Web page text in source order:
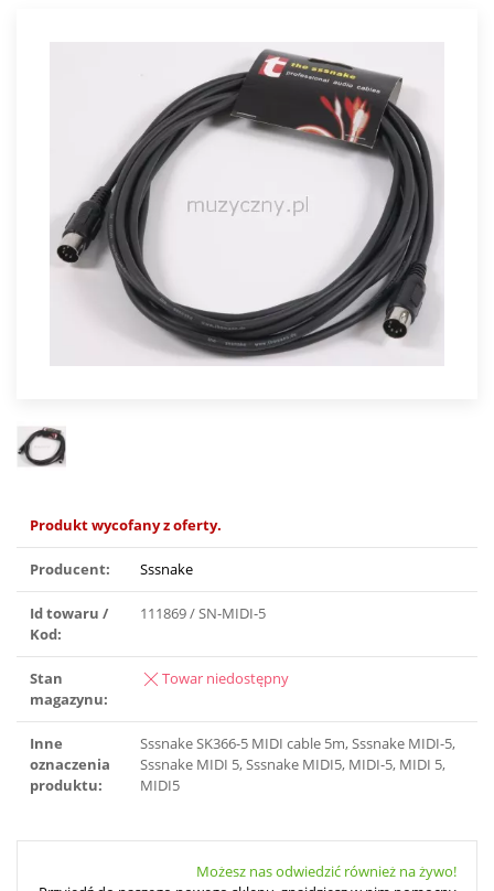
Produkt wycofany z oferty.
Producent: Sssnake
Id towaru /
Kod:
111869 / SN-MIDI-5
Stan
magazynu:
Towar niedostępny
Inne
oznaczenia
produktu:
Sssnake SK366-5 MIDI cable 5m, Sssnake MIDI-5,
Sssnake MIDI 5, Sssnake MIDI5, MIDI-5, MIDI 5,
MIDI5
Możesz nas odwiedzić również na żywo!